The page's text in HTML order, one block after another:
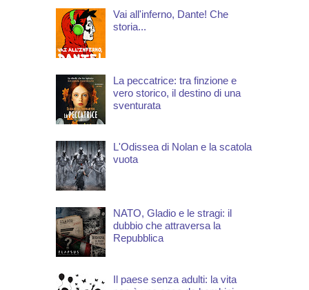
Vai all'inferno, Dante! Che
storia...
La peccatrice: tra finzione e
vero storico, il destino di una
sventurata
L'Odissea di Nolan e la scatola
vuota
NATO, Gladio e le stragi: il
dubbio che attraversa la
Repubblica
Il paese senza adulti: la vita